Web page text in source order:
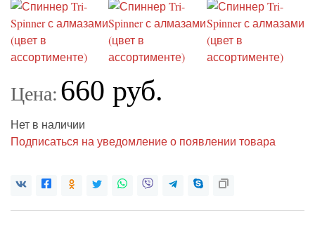
Цена: 660 руб.
Нет в наличии
Подписаться на уведомление о появлении товара